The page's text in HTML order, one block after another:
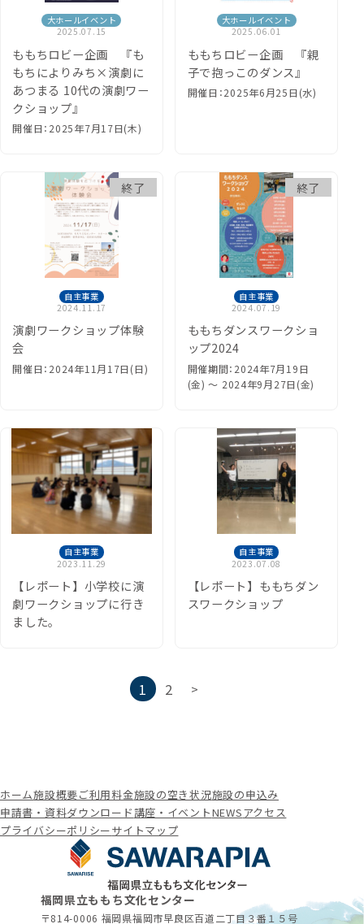
大ホールイベント
2025.07.15
ももちロビー企画 『も
もちによりみち×演劇に
あつまる 10代の演劇ワー
クショップ』
開催日：2025年7月17日(木)
大ホールイベント
2025.06.01
ももちロビー企画 『親
子で抱っこのダンス』
開催日：2025年6月25日(水)
自主事業
2024.11.17
演劇ワークショップ体験
会
開催日：2024年11月17日(日)
終了
自主事業
2024.07.19
ももちダンスワークショ
ップ2024
開催期間：2024年7月19日
(金) 〜 2024年9月27日(金)
終了
自主事業
2023.11.29
【レポート】小学校に演
劇ワークショップに行き
ました。
自主事業
2023.07.08
【レポート】ももちダン
スワークショップ
ジ
送
1 2 >
福岡県立ももち文化センター
〒814-0006 福岡県福岡市早良区百道二丁目３番１５号
ホーム施設概要ご利用料金施設の空き状況施設の申込み
申請書・資料ダウンロード講座・イベントNEWSアクセス
プライバシーポリシーサイトマップ